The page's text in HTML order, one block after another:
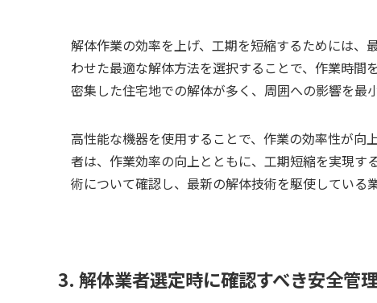
解体作業の効率を上げ、工期を短縮するためには、
わせた最適な解体方法を選択することで、作業時間
密集した住宅地での解体が多く、周囲への影響を最
高性能な機器を使用することで、作業の効率性が向
者は、作業効率の向上とともに、工期短縮を実現す
術について確認し、最新の解体技術を駆使している
3. 解体業者選定時に確認すべき安全管